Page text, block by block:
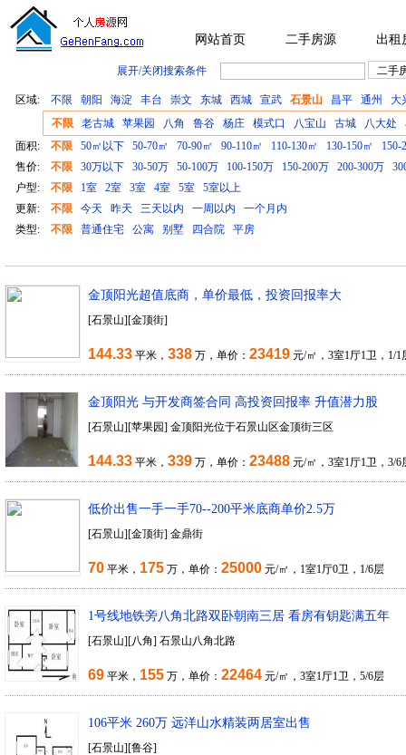
网站首页 二手房源 出租
展开/关闭搜索条件
区域: 不限 朝阳 海淀 丰台 崇文 东城 西城 宣武 石景山 昌平 通州
大
不限
老古城 苹果园 八角 鲁谷 杨庄 模式口 八宝山 古城 八大处
面积:
不限 50㎡以下 50-70㎡ 70-90㎡ 90-110㎡ 110-130㎡ 130-150㎡
150-
售价:
不限 30万以下 30-50万 50-100万 100-150万 150-200万 200-300万
户型:
不限 1室 2室 3室 4室 5室
5室以上
更新:
不限 今天 昨天 三天以内 一周以内
一个月内
类型:
不限 普通住宅 公寓 别墅 四合院 平房
金顶阳光超值底商，单价最低，投资回报率大
[石景山][金顶街]
144.33 平米， 338 万，单价： 23419 元/㎡，3室1厅1卫，1/1
金顶阳光 与开发商签合同 高投资回报率 升值潜力股
[石景山][苹果园] 金顶阳光位于石景山区金顶街三区
144.33 平米， 339 万，单价： 23488 元/㎡，3室1厅1卫，3/6
低价出售一手一手70--200平米底商单价2.5万
[石景山][金顶街] 金鼎街
70 平米， 175 万，单价： 25000 元/㎡，1室1厅0卫，1/6层
1号线地铁旁八角北路双卧朝南三居 看房有钥匙满五年
[石景山][八角] 石景山八角北路
69 平米， 155 万，单价： 22464 元/㎡，3室1厅1卫，5/6层
106平米 260万 远洋山水精装两居室出售
[石景山][鲁谷]